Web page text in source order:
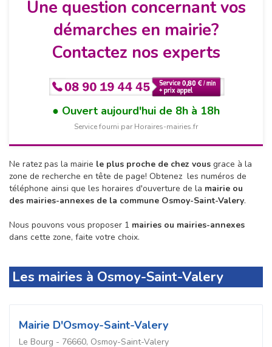
Une question concernant vos
démarches en mairie?
Contactez nos experts
Ouvert aujourd'hui de 8h à 18h
Service fourni par Horaires-mairies.fr
Ne ratez pas la mairie le plus proche de chez vous grace à la
zone de recherche en tête de page! Obtenez les numéros de
téléphone ainsi que les horaires d'ouverture de la mairie ou
des mairies-annexes de la commune Osmoy-Saint-Valery.
Nous pouvons vous proposer 1 mairies ou mairies-annexes
dans cette zone, faite votre choix.
Les mairies à Osmoy-Saint-Valery
Mairie D'Osmoy-Saint-Valery
Le Bourg - 76660, Osmoy-Saint-Valery